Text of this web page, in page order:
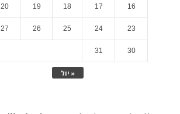
« יול
16
17
18
19
20
23
24
25
26
27
30
31